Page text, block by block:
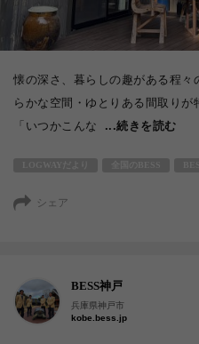
懐の深さ、暮らしの趣がある程
らかな空間・ゆとりある間取りが
「いつかこんな
...続きを読む
シェア
BESS神戸
兵庫県神戸市
kobe.bess.jp